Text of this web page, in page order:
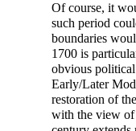
Of course, it
such period
boundaries
1700 is
obvious
Early/Later
restoration of
with the view of